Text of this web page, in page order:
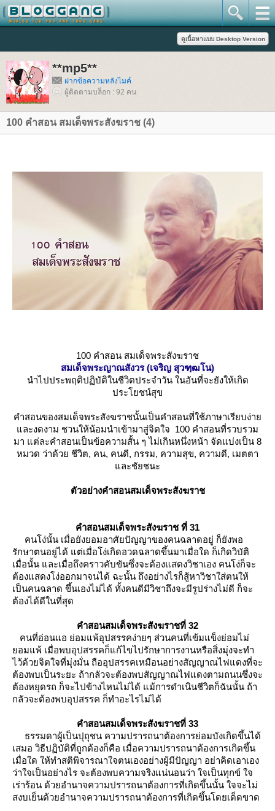
**mp5**
ฝากข้อความหลังไมค์
ผู้ติดตามบล็อก : 92 คน
100 คำสอน สมเด็จพระสังฆราช (4)
100 คำสอน สมเด็จพระสังฆราช
สมเด็จพระญาณสังวร (เจริญ สุวฑฺฒโน)
นำไปประพฤติปฏิบัติในชีวิตประจําวัน ในอันที่จะยังให้เกิด
ประโยชน์สุข
คำสอนของสมเด็จพระสังฆราชนั้นเป็นคำสอนที่ใช้ภาษาเรียบง่า
ละงดงาม ชวนให้น้อมนำเข้ามาสู่จิตใจ 100 คำสอนที่รวบรวม
มา แต่ละคำสอนเป็นข้อความสั้น ๆ ไม่เกินหนึ่งหน้า จัดแบ่งเป็น 8
หมวด ว่าด้วย ชีวิต, คน, คนดี, กรรม, ความสุข, ความดี, เมตตา
ละชัยชนะ
ตัวอย่างคำสอนสมเด็จพระสังฆราช
คำสอนสมเด็จพระสังฆราช ที่ 31
คนโง่นั้น เมื่อยังยอมอาศัยปัญญาของคนฉลาดอยู่ ก็ยังพอ
รักษาตนอยู่ได้ แต่เมื่อโง่เกิดอวดฉลาดขึ้นมาเมื่อใด ก็เกิดวิบัติ
เมื่อนั้น และเมื่อถึงคราวคับขันซึ่งจะต้องแสดงวิชาเอง คนโง่ก็จะ
ต้องแสดงโง่ออกมาจนได้ ฉะนั้น ถึงอย่างไรก็สู้หาวิชาใส่ตนให้
เป็นคนฉลาด ขึ้นเองไม่ได้ ทั้งคนดีมีวิชาถึงจะมีรูปร่างไม่ดี ก็จะ
ต้องได้ดีในที่สุด
คำสอนสมเด็จพระสังฆราชที่ 32
คนที่อ่อนแอ ย่อมแพ้อุปสรรคง่ายๆ ส่วนคนที่เข้มแข็งย่อมไม่
อมแพ้ เมื่อพบอุปสรรคก็แก้ไขไปรักษาการงานหรือสิ่งมุ่งจะทำ
ไว้ด้วยจิตใจที่มุ่งมั่น ถืออุปสรรคเหมือนอย่างสัญญาณไฟแดงที่จะ
ต้องพบเป็นระยะ ถ้ากลัวจะต้องพบสัญญาณไฟแดงตามถนนซึ่งจะ
ต้องหยุดรถ ก็จะไปข้างไหนไม่ได้ แม้การดำเนินชีวิตก็ฉันนั้น ถ้า
กลัวจะต้องพบอุปสรรค ก็ทำอะไรไม่ได้
คำสอนสมเด็จพระสังฆราชที่ 33
ธรรมดาผู้เป็นปุถุชน ความปรารถนาต้องการย่อมบังเกิดขึ้นได้
เสมอ วิธีปฏิบัติที่ถูกต้องก็คือ เมื่อความปรารถนาต้องการเกิดขึ้น
เมื่อใด ให้ทำสติพิจารณาใจตนเองอย่างผู้มีปัญญา อย่าคิดเอาเอง
ว่าใจเป็นอย่างไร จะต้องพบความจริงแน่นอนว่า ใจเป็นทุกข์ ใจ
เร่าร้อน ด้วยอำนาจความปรารถนาต้องการที่เกิดขึ้นนั้น ใจจะไม่
สงบเย็นด้วยอำนาจความปรารถนาต้องการที่เกิดขึ้นโดยเด็ดขาด